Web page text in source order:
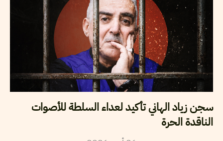
سجن زياد الهاني تأكيد لعداء السلطة للأصوات
الناقدة الحرة